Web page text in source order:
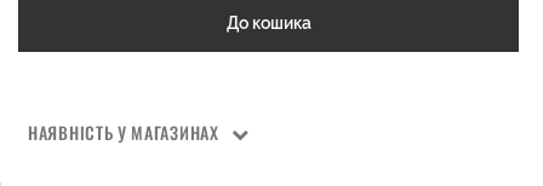
До кошика
НАЯВНІСТЬ У МАГАЗИНАХ